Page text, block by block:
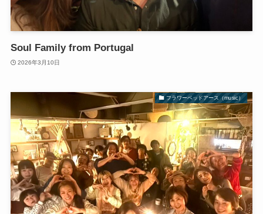
Soul Family from Portugal
2026年3月10日
フラワーベッドアース（music）